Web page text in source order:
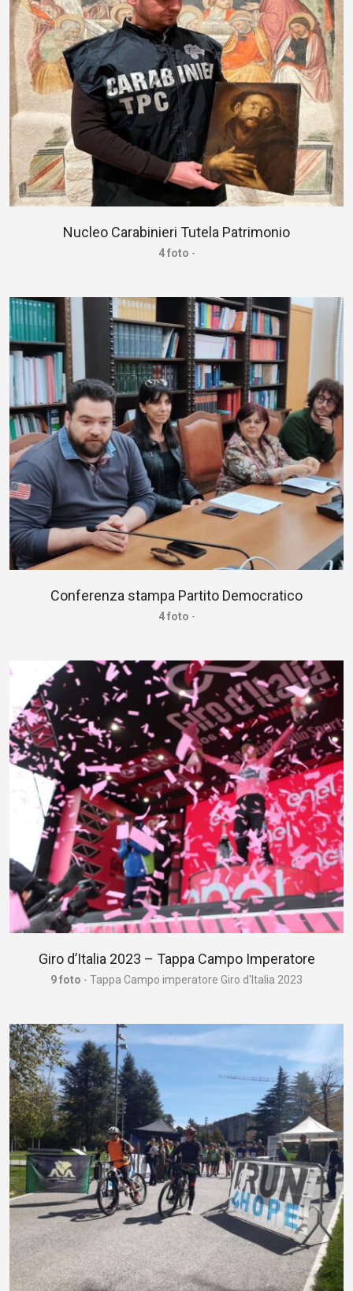
Nucleo Carabinieri Tutela Patrimonio
4 foto -
Conferenza stampa Partito Democratico
4 foto -
Giro d’Italia 2023 – Tappa Campo Imperatore
9 foto - Tappa Campo imperatore Giro d'Italia 2023